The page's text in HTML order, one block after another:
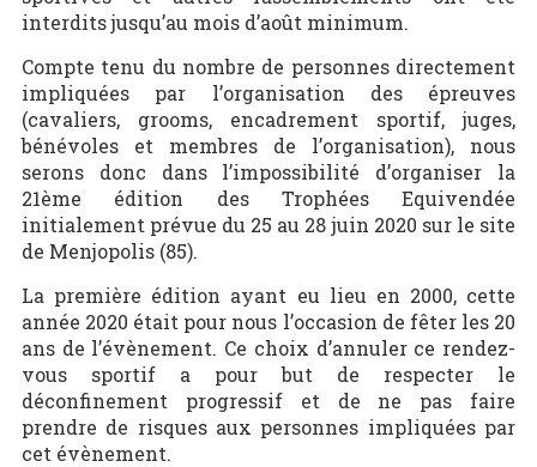
interdits jusqu’au mois d’août minimum.
Compte tenu du nombre de personnes directement
impliquées par l’organisation des épreuves
(cavaliers, grooms, encadrement sportif, juges,
bénévoles et membres de l’organisation), nous
serons donc dans l’impossibilité d’organiser la
21ème édition des Trophées Equivendée
initialement prévue du 25 au 28 juin 2020 sur le site
de Menjopolis (85).
La première édition ayant eu lieu en 2000, cette
année 2020 était pour nous l’occasion de fêter les 20
ans de l’évènement. Ce choix d’annuler ce rendez-
vous sportif a pour but de respecter le
déconfinement progressif et de ne pas faire
prendre de risques aux personnes impliquées par
cet évènement.